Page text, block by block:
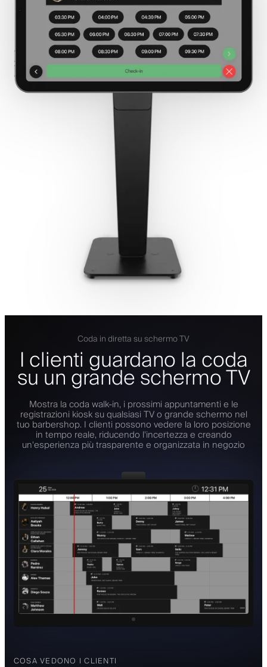
Coda in diretta su schermo TV
I clienti guardano la coda
su un grande schermo TV
Mostra la coda walk-in, i prossimi appuntamenti e le
registrazioni kiosk su qualsiasi TV o grande schermo nel
tuo barbershop. I clienti possono vedere la loro posizione
in tempo reale, riducendo l'incertezza e creando
un'esperienza più trasparente e organizzata in negozio
COSA VEDONO I CLIENTI